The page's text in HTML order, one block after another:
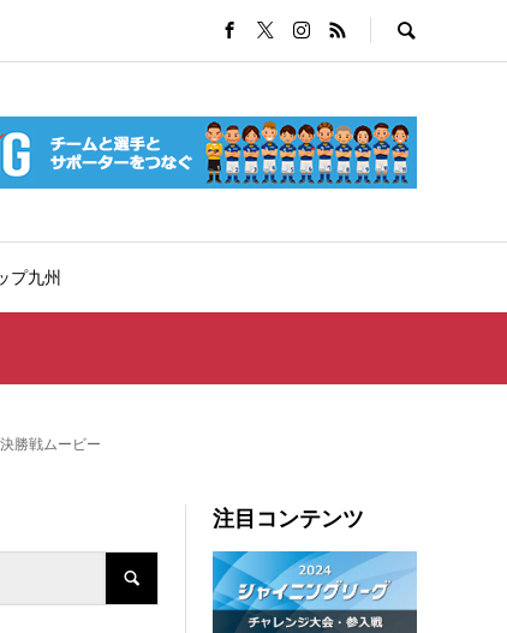
プ九州
勝戦ムービー
注目コンテンツ